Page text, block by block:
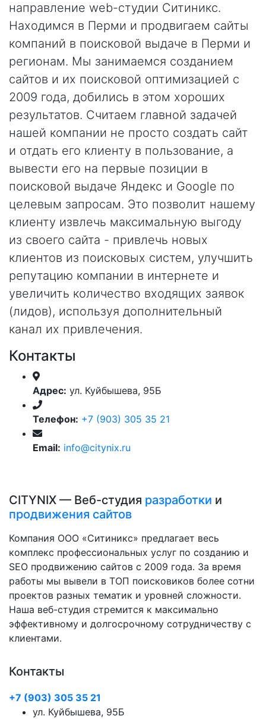
направление web-студии Ситиникс.
Находимся в Перми и продвигаем сайты
компаний в поисковой выдаче в Перми и
регионам. Мы занимаемся созданием
сайтов и их поисковой оптимизацией с
2009 года, добились в этом хороших
результатов. Считаем главной задачей
нашей компании не просто создать сайт
и отдать его клиенту в пользование, а
вывести его на первые позиции в
поисковой выдаче Яндекс и Google по
целевым запросам. Это позволит нашему
клиенту извлечь максимальную выгоду
из своего сайта - привлечь новых
клиентов из поисковых систем, улучшить
репутацию компании в интернете и
увеличить количество входящих заявок
(лидов), используя дополнительный
канал их привлечения.
Контакты
Адрес: ул. Куйбышева, 95Б
Телефон: +7 (903) 305 35 21
Email: info@citynix.ru
CITYNIX — Веб-студия разработки и
продвижения сайтов
Компания ООО «Ситиникс» предлагает весь
комплекс профессиональных услуг по созданию и
SEO продвижению сайтов с 2009 года. За время
работы мы вывели в ТОП поисковиков более сотни
проектов разных тематик и уровней сложности.
Наша веб-студия стремится к максимально
эффективному и долгосрочному сотрудничеству с
клиентами.
Контакты
+7 (903) 305 35 21
ул. Куйбышева, 95Б